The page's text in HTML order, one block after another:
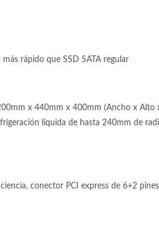
rápido que SSD SATA regular
x 440mm x 400mm (Ancho x
líquida de hasta 240mm de
conector PCI express de 6+2